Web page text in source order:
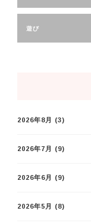
遊び
2026年8月 (3)
2026年7月 (9)
2026年6月 (9)
2026年5月 (8)